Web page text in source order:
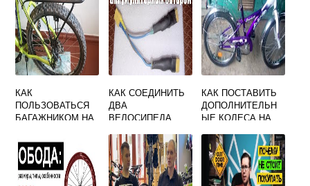
КАК
ПОЛЬЗОВАТЬСЯ
БАГАЖНИКОМ НА
КАК СОЕДИНИТЬ
ДВА
ВЕЛОСИПЕДА
МЕЖДУ СОБОЙ
КАК ПОСТАВИТЬ
ДОПОЛНИТЕЛЬН
ЫЕ КОЛЕСА НА
ВЕЛОСИПЕД